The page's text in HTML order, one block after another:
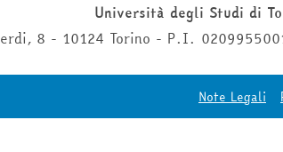
Università degli Studi di
8 - 10124 Torino - P.I.
Note Legali